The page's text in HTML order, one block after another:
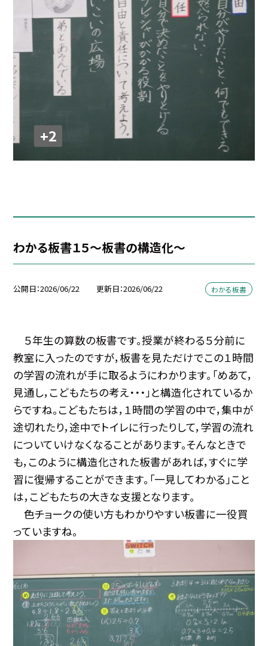
+2
わかる板書１５～板書の構造化～
公開日 2026/06/22 更新日 2026/06/22 わかる板書
５年生の算数の板書です。授業が終わる５分前に
教室に入ったのですが，板書を見ただけでこの１時間
の学習の流れが手に取るようにわかります。「めあて，
見通し，こどもたちの考え・・・」と構造化されているか
らですね。こどもたちは，１時間の学習の中で，集中が
途切れたり，途中でトイレに行ったりして，学習の流れ
についていけなくなることがあります。そんなときで
も，このように構造化された板書があれば，すぐに学
習に復帰することができます。「一見してわかる」こと
は，こどもたちの大きな支援となります。
色チョークの使い方もわかりやすい板書に一役買
っていますね。